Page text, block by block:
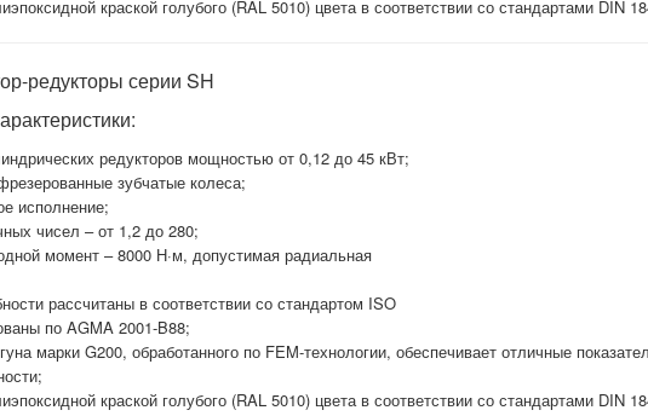
краской голубого (RAL 5010) цвета в соответствии со стандартами DIN
редукторы серии SH
редукторов мощностью от 0,12 до 45 кВт;
зубчатые колеса;
исполнение;
чисел – от 1,2 до 280;
момент – 8000 Н·м, допустимая радиальная
рассчитаны в соответствии со стандартом ISO
по AGMA 2001-B88;
марки G200, обработанного по FEM-технологии, обеспечивает отличные
краской голубого (RAL 5010) цвета в соответствии со стандартами DIN